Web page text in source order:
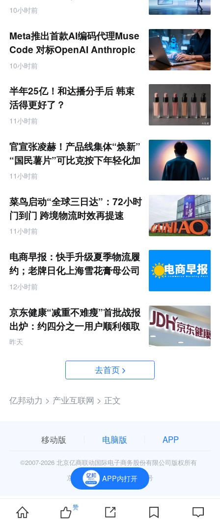
10小时前
Meta推出首款AI编码代理Muse
Code 对标OpenAI Anthropic
10小时前
半年25亿！和达播分手后 韩束
活得更好了？
11小时前
官宣张凌赫！产品线集体“焕新”
“国民薯片”可比克按下年轻化加
速键
11小时前
菜鸟启动“全球三日达”：72小时
门到门 跨境物流时效再提速
11小时前
电商早报：快手升级夏季物流履
约；老牌日化上海雪花膏母公司
破产
12小时前
京东健康“减重不难瘦”首批战报
出炉：约四分之一用户顺利领取
200元挑战金
昨天
去首页
亿邦动力 > 产业互联网 > 正文
APP内打开
赞
移动版 电脑版 APP
©2007-2026 北京亿商联动国际电子商务股份有限公司版权所有
京公网安备11010602006906号